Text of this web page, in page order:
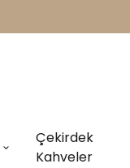
Çekirdek
Kahveler